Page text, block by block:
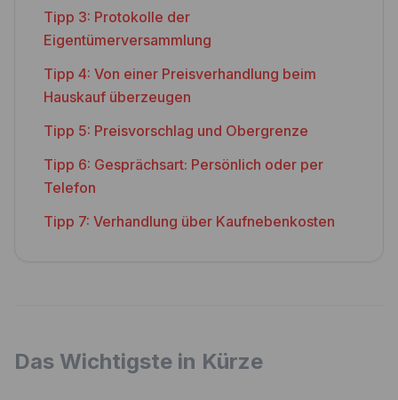
Tipp 3: Protokolle der
Eigentümerversammlung
Tipp 4: Von einer Preisverhandlung beim
Hauskauf überzeugen
Tipp 5: Preisvorschlag und Obergrenze
Tipp 6: Gesprächsart: Persönlich oder per
Telefon
Tipp 7: Verhandlung über Kaufnebenkosten
Das Wichtigste in Kürze